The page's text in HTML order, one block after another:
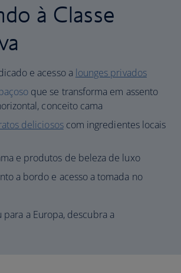
à Classe
e acesso a lounges privados
que se transforma em assento
conceito cama
deliciososcom ingredientes locais
e produtos de beleza de luxo
a bordo e acesso a tomada no
para a Europa, descubra a